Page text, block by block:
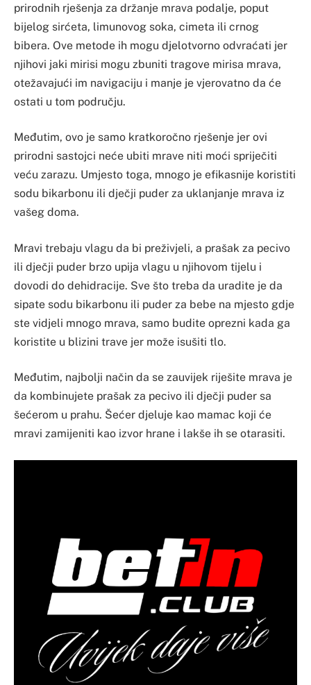
prirodnih rješenja za držanje mrava podalje, poput
bijelog sirćeta, limunovog soka, cimeta ili crnog
bibera. Ove metode ih mogu djelotvorno odvraćati jer
njihovi jaki mirisi mogu zbuniti tragove mirisa mrava,
otežavajući im navigaciju i manje je vjerovatno da će
ostati u tom području.
Međutim, ovo je samo kratkoročno rješenje jer ovi
prirodni sastojci neće ubiti mrave niti moći spriječiti
veću zarazu. Umjesto toga, mnogo je efikasnije koristiti
sodu bikarbonu ili dječji puder za uklanjanje mrava iz
vašeg doma.
Mravi trebaju vlagu da bi preživjeli, a prašak za pecivo
ili dječji puder brzo upija vlagu u njihovom tijelu i
dovodi do dehidracije. Sve što treba da uradite je da
sipate sodu bikarbonu ili puder za bebe na mjesto gdje
ste vidjeli mnogo mrava, samo budite oprezni kada ga
koristite u blizini trave jer može isušiti tlo.
Međutim, najbolji način da se zauvijek riješite mrava je
da kombinujete prašak za pecivo ili dječji puder sa
šećerom u prahu. Šećer djeluje kao mamac koji će
mravi zamijeniti kao izvor hrane i lakše ih se otarasiti.